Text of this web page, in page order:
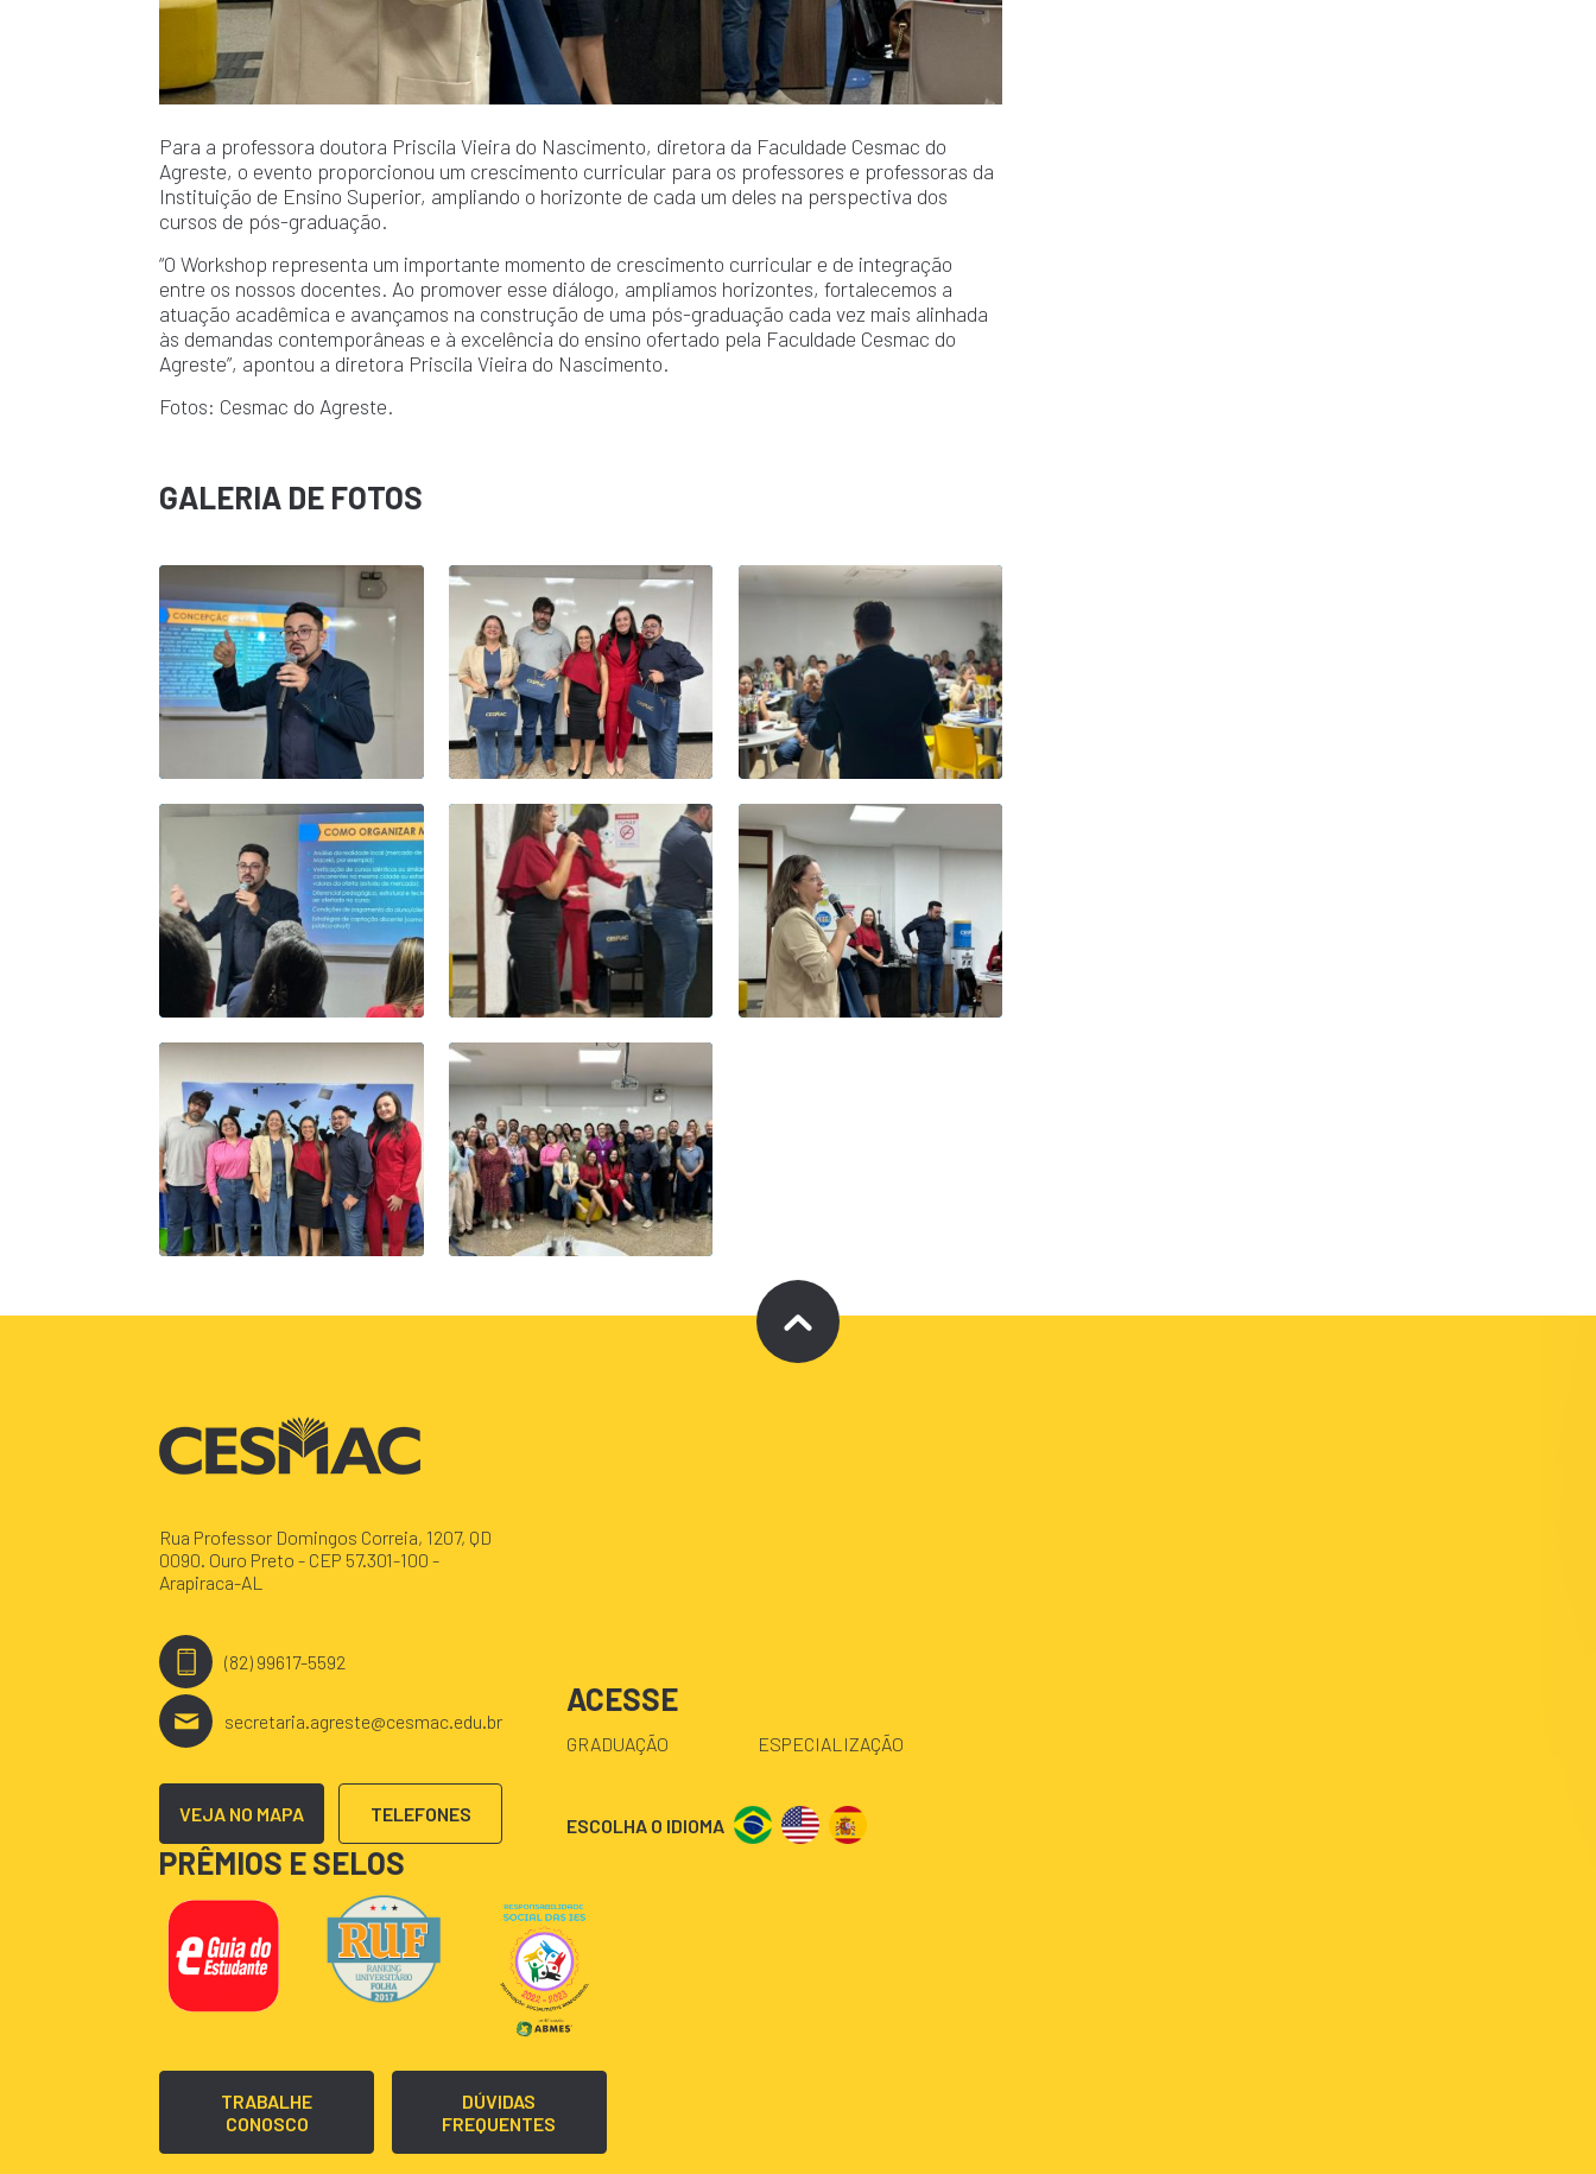
Para a professora doutora Priscila Vieira do Nascimento, diretora da Faculdade Cesmac do
Agreste, o evento proporcionou um crescimento curricular para os professores e professoras da
Instituição de Ensino Superior, ampliando o horizonte de cada um deles na perspectiva dos
cursos de pós-graduação.
“O Workshop representa um importante momento de crescimento curricular e de integração
entre os nossos docentes. Ao promover esse diálogo, ampliamos horizontes, fortalecemos a
atuação acadêmica e avançamos na construção de uma pós-graduação cada vez mais alinhada
às demandas contemporâneas e à excelência do ensino ofertado pela Faculdade Cesmac do
Agreste”, apontou a diretora Priscila Vieira do Nascimento.
Fotos: Cesmac do Agreste.
GALERIA DE FOTOS
Rua Professor Domingos Correia, 1207, QD
0090. Ouro Preto - CEP 57.301-100 -
Arapiraca-AL
(82) 99617-5592
secretaria.agreste@cesmac.edu.br
VEJA NO MAPA TELEFONES
ACESSE
GRADUAÇÃO ESPECIALIZAÇÃO
ESCOLHA O IDIOMA
PRÊMIOS E SELOS
TRABALHE
CONOSCO
DÚVIDAS
FREQUENTES